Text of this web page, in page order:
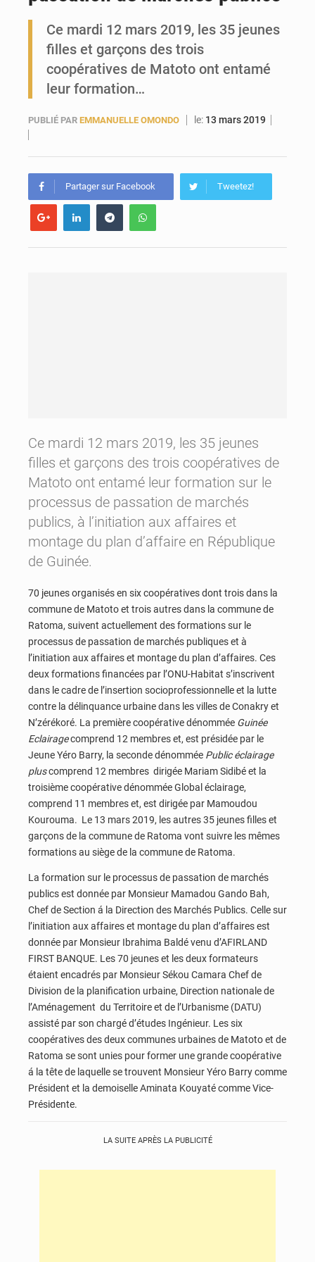
Forces Vives en Guinée : la coalition critique la gestion de Mamadi Doumbouya
Ce mardi 12 mars 2019, les 35 jeunes
filles et garçons des trois
coopératives de Matoto ont entamé
leur formation…
PUBLIÉ PAR EMMANUELLE OMONDO le: 13 mars 2019
Partager sur Facebook Tweetez!
Ce mardi 12 mars 2019, les 35 jeunes
filles et garçons des trois coopératives de
Matoto ont entamé leur formation sur le
processus de passation de marchés
publics, à l’initiation aux affaires et
montage du plan d’affaire en République
de Guinée.
70 jeunes organisés en six coopératives dont trois dans la
commune de Matoto et trois autres dans la commune de
Ratoma, suivent actuellement des formations sur le
processus de passation de marchés publiques et à
l’initiation aux affaires et montage du plan d’affaires. Ces
deux formations financées par l’ONU-Habitat s’inscrivent
dans le cadre de l’insertion socioprofessionnelle et la lutte
contre la délinquance urbaine dans les villes de Conakry et
N’zérékoré. La première coopérative dénommée Guinée
Eclairagecomprend 12 membres et, est présidée par le
Jeune Yéro Barry, la seconde dénommée Public éclairage
pluscomprend 12 membres dirigée Mariam Sidibé et la
troisième coopérative dénommée Global éclairage,
comprend 11 membres et, est dirigée par Mamoudou
Kourouma. Le 13 mars 2019, les autres 35 jeunes filles et
garçons de la commune de Ratoma vont suivre les mêmes
formations au siège de la commune de Ratoma.
La formation sur le processus de passation de marchés
publics est donnée par Monsieur Mamadou Gando Bah,
Chef de Section á la Direction des Marchés Publics. Celle sur
l’initiation aux affaires et montage du plan d’affaires est
donnée par Monsieur Ibrahima Baldé venu d’AFIRLAND
FIRST BANQUE. Les 70 jeunes et les deux formateurs
étaient encadrés par Monsieur Sékou Camara Chef de
Division de la planification urbaine, Direction nationale de
l’Aménagement du Territoire et de l’Urbanisme (DATU)
assisté par son chargé d’études Ingénieur. Les six
coopératives des deux communes urbaines de Matoto et de
Ratoma se sont unies pour former une grande coopérative
á la tête de laquelle se trouvent Monsieur Yéro Barry comme
Président et la demoiselle Aminata Kouyaté comme Vice-
Présidente.
LA SUITE APRÈS LA PUBLICITÉ